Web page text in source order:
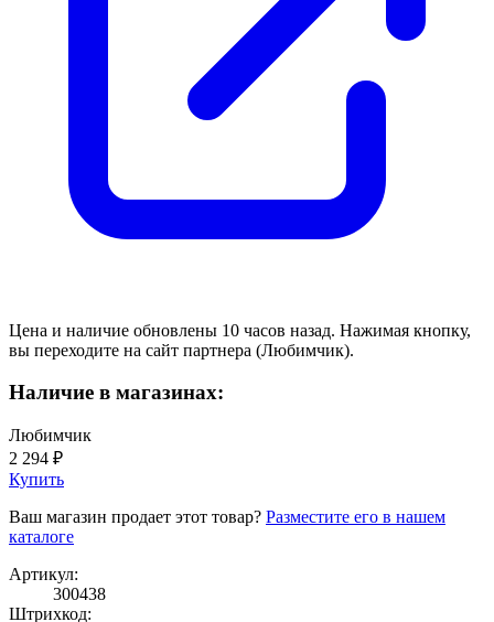
Цена и наличие обновлены 10 часов назад. Нажимая кнопку,
вы переходите на сайт партнера (Любимчик).
Наличие в магазинах:
Любимчик
2 294 ₽
Купить
Ваш магазин продает этот товар? Разместите его в нашем
каталоге
Артикул:
300438
Штрихкод: